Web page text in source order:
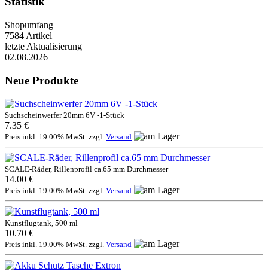
Shopumfang
7584 Artikel
letzte Aktualisierung
02.08.2026
Neue Produkte
Suchscheinwerfer 20mm 6V -1-Stück
7.35 €
Preis inkl. 19.00% MwSt. zzgl. Versand
SCALE-Räder, Rillenprofil ca.65 mm Durchmesser
14.00 €
Preis inkl. 19.00% MwSt. zzgl. Versand
Kunstflugtank, 500 ml
10.70 €
Preis inkl. 19.00% MwSt. zzgl. Versand